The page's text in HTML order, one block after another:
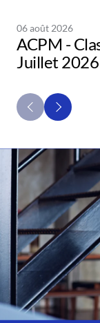
06 août 2026
ACPM -
Juillet 2026